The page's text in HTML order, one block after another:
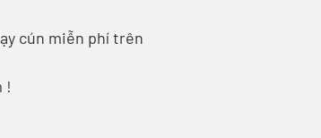
cún miễn phí trên
!